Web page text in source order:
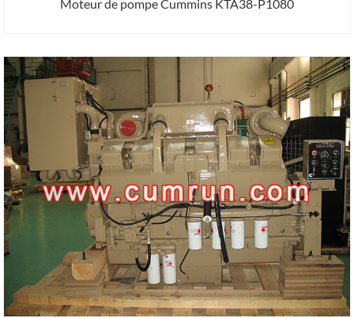
Moteur de pompe Cummins KTA38-P1080